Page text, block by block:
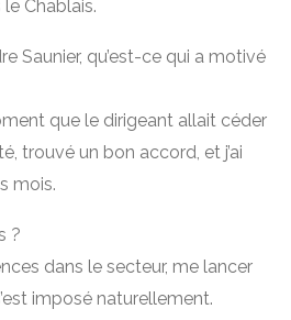
Chablais.
Saunier, qu’est-ce qui a motivé
que le dirigeant allait céder
trouvé un bon accord, et j’ai
mois.
?
dans le secteur, me lancer
imposé naturellement.